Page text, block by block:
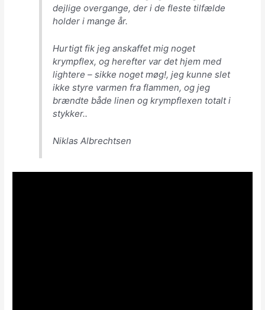
dejlige overgange, der i de fleste tilfælde
holder i mange år.
Hurtigt fik jeg anskaffet mig noget
krympflex, og herefter var det hjem med
lightere – sikke noget møg!, jeg kunne slet
ikke styre varmen fra flammen, og jeg
brændte både linen og krympflexen totalt i
stykker..
Niklas Albrechtsen